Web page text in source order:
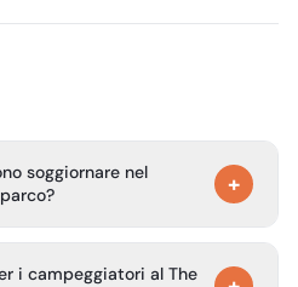
soggiornare nel
+
sono generalmente aperti
i campeggiatori al The